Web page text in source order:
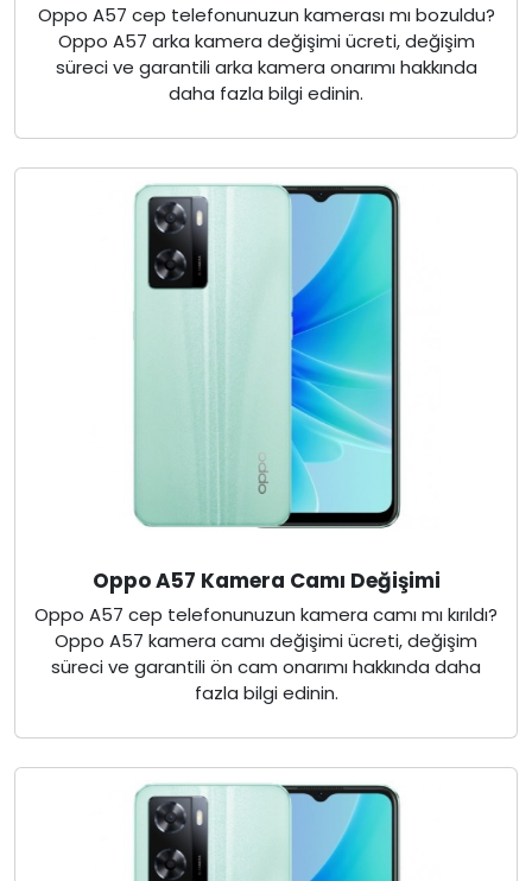
Oppo A57 cep telefonunuzun kamerası mı bozuldu?
Oppo A57 arka kamera değişimi ücreti, değişim
süreci ve garantili arka kamera onarımı hakkında
daha fazla bilgi edinin.
Oppo A57 Kamera Camı Değişimi
Oppo A57 cep telefonunuzun kamera camı mı kırıldı?
Oppo A57 kamera camı değişimi ücreti, değişim
süreci ve garantili ön cam onarımı hakkında daha
fazla bilgi edinin.